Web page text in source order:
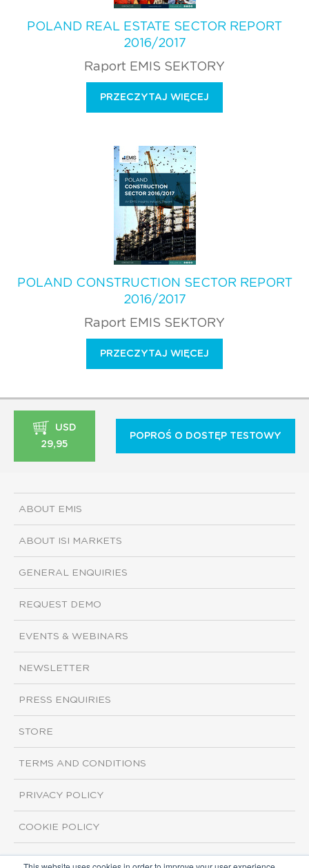
POLAND REAL ESTATE SECTOR REPORT
2016/2017
Raport EMIS SEKTORY
PRZECZYTAJ WIĘCEJ
POLAND CONSTRUCTION SECTOR REPORT
2016/2017
Raport EMIS SEKTORY
PRZECZYTAJ WIĘCEJ
USD
29,95
POPROŚ O DOSTĘP TESTOWY
ABOUT EMIS
ABOUT ISI MARKETS
GENERAL ENQUIRIES
REQUEST DEMO
EVENTS & WEBINARS
NEWSLETTER
PRESS ENQUIRIES
STORE
TERMS AND CONDITIONS
PRIVACY POLICY
COOKIE POLICY